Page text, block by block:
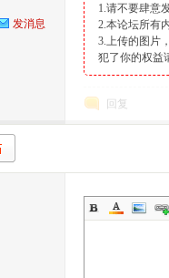
发消息
1.请不要肆意
2.本论坛所有
3.上传的图片
犯了你的权益
回复